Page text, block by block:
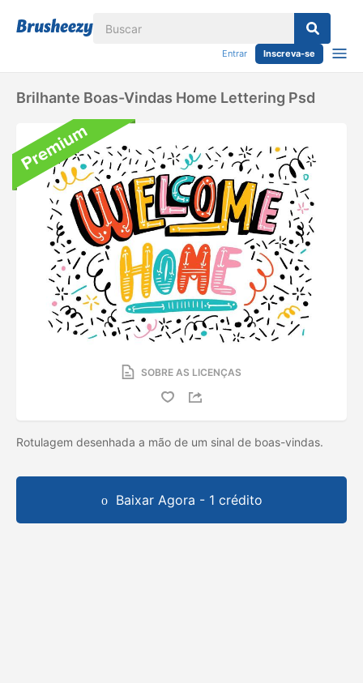
Entrar Inscreva-se
Brilhante Boas-Vindas Home Lettering Psd
SOBRE AS LICENÇAS
Rotulagem desenhada a mão de um sinal de boas-vindas.
Baixar Agora - 1 crédito